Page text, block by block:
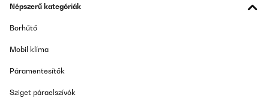
Népszerű kategóriák
Borhűtő
Mobil klíma
Páramentesítők
Sziget páraelszívók